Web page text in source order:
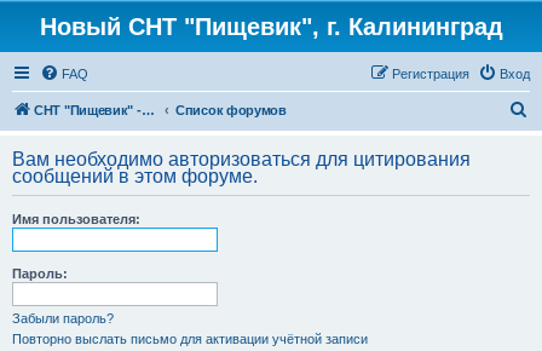
Новый СНТ "Пищевик", г. Калининград
FAQ Вход
Регистрация
СНТ "Пищевик" - возвращение на Главную страницу Список форумов
с
Вам необходимо авторизоваться для цитирования
сообщений в этом форуме.
Имя пользователя:
Пароль:
Забыли пароль?
Повторно выслать письмо для активации учётной записи